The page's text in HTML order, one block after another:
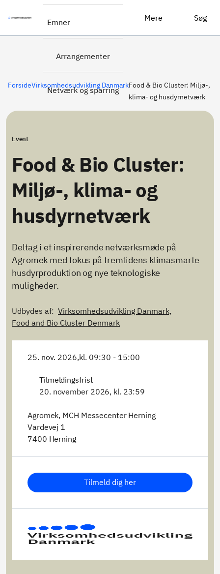
Emner
Arrangementer
Netværk og sparring
Mere Søg
Tilmeld dig her
ForsideVirksomhedsudvikling DanmarkFood & Bio Cluster: Miljø-,
klima- og husdyrnetværk
Event
Food & Bio Cluster:
Miljø-, klima- og
husdyrnetværk
Deltag i et inspirerende netværksmøde på
Agromek med fokus på fremtidens klimasmarte
husdyrproduktion og nye teknologiske
muligheder.
Udbydes af: Virksomhedsudvikling Danmark,
Food and Bio Cluster Denmark
25. nov. 2026,kl. 09:30 - 15:00
Tilmeldingsfrist
20. november 2026, kl. 23:59
Agromek, MCH Messecenter Herning
Vardevej 1
7400 Herning
Tilmeld dig her